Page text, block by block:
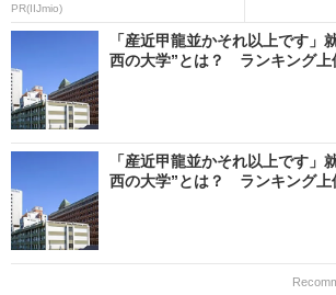
PR(IIJmio)
「産近甲龍並かそれ以上です」
西の大学”とは？ ランキング上
「産近甲龍並かそれ以上です」
西の大学”とは？ ランキング上